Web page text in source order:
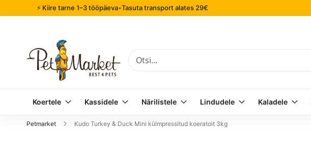
⚡ Kiire tarne 1–3 tööpäeva•Tasuta transport alates 29€
Otsi
Koertele Kassidele Närilistele Lindudele Kaladele
Petmarket Kudo Turkey & Duck Mini külmpressitud koeratoit 3kg